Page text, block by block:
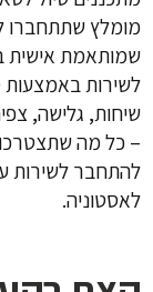
מומלץ שתתחברו
שמותאמת אישית
שיחות, גלישה,
– כל מה
להתחבר לשירות
לאסטוניה.